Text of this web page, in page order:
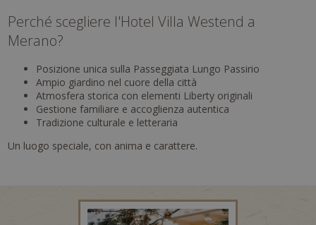
Perché scegliere l'Hotel Villa Westend a
Merano?
Posizione unica sulla Passeggiata Lungo Passirio
Ampio giardino nel cuore della città
Atmosfera storica con elementi Liberty originali
Gestione familiare e accoglienza autentica
Tradizione culturale e letteraria
Un luogo speciale, con anima e carattere.